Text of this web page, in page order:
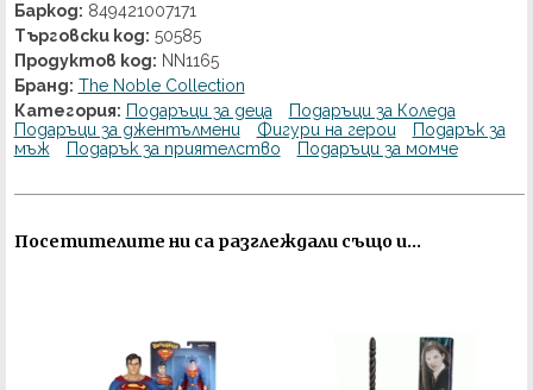
Баркод: 849421007171
Търговски код: 50585
Продуктов код: NN1165
Бранд: The Noble Collection
Категория: Подаръци за деца
Подаръци за Коледа
Подаръци за джентълмени
Фигури на герои
Подарък за
мъж
Подарък за приятелство Подаръци за момче
Посетителите ни са разглеждали също и...